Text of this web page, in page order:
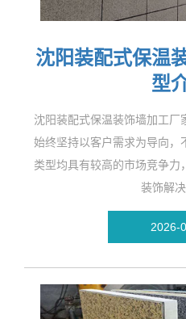
沈阳装配式保温
型
沈阳装配式保温装饰墙加工厂
始终坚持以客户需求为导向，
类型均具有较高的市场竞争力
装饰解决
2026-